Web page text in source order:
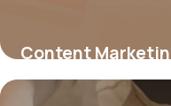
Content
25 juin 2026